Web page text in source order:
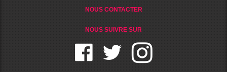
NOUS CONTACTER
NOUS SUIVRE SUR